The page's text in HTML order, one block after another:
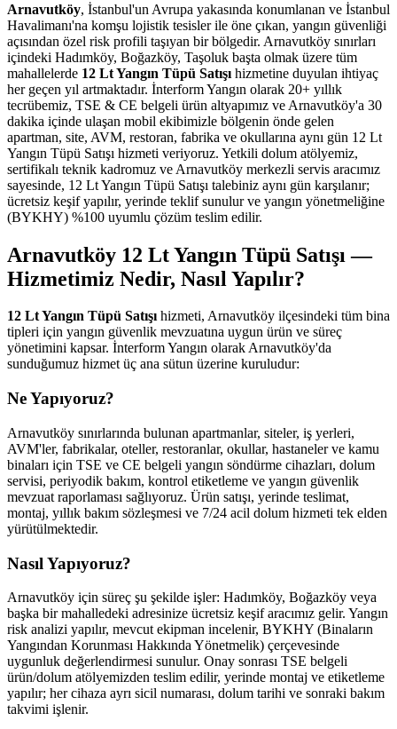
Arnavutköy, İstanbul'un Avrupa yakasında konumlanan ve İstanbul
Havalimanı'na komşu lojistik tesisler ile öne çıkan, yangın güvenliği
açısından özel risk profili taşıyan bir bölgedir. Arnavutköy sınırları
içindeki Hadımköy, Boğazköy, Taşoluk başta olmak üzere tüm
mahallelerde 12 Lt Yangın Tüpü Satışı hizmetine duyulan ihtiyaç
her geçen yıl artmaktadır. İnterform Yangın olarak 20+ yıllık
tecrübemiz, TSE & CE belgeli ürün altyapımız ve Arnavutköy'a 30
dakika içinde ulaşan mobil ekibimizle bölgenin önde gelen
apartman, site, AVM, restoran, fabrika ve okullarına aynı gün 12 Lt
Yangın Tüpü Satışı hizmeti veriyoruz. Yetkili dolum atölyemiz,
sertifikalı teknik kadromuz ve Arnavutköy merkezli servis aracımız
sayesinde, 12 Lt Yangın Tüpü Satışı talebiniz aynı gün karşılanır;
ücretsiz keşif yapılır, yerinde teklif sunulur ve yangın yönetmeliğine
(BYKHY) %100 uyumlu çözüm teslim edilir.
Arnavutköy 12 Lt Yangın Tüpü Satışı —
Hizmetimiz Nedir, Nasıl Yapılır?
12 Lt Yangın Tüpü Satışıhizmeti, Arnavutköy ilçesindeki tüm bina
tipleri için yangın güvenlik mevzuatına uygun ürün ve süreç
yönetimini kapsar. İnterform Yangın olarak Arnavutköy'da
sunduğumuz hizmet üç ana sütun üzerine kuruludur:
Ne Yapıyoruz?
Arnavutköy sınırlarında bulunan apartmanlar, siteler, iş yerleri,
AVM'ler, fabrikalar, oteller, restoranlar, okullar, hastaneler ve kamu
binaları için TSE ve CE belgeli yangın söndürme cihazları, dolum
servisi, periyodik bakım, kontrol etiketleme ve yangın güvenlik
mevzuat raporlaması sağlıyoruz. Ürün satışı, yerinde teslimat,
montaj, yıllık bakım sözleşmesi ve 7/24 acil dolum hizmeti tek elden
yürütülmektedir.
Nasıl Yapıyoruz?
Arnavutköy için süreç şu şekilde işler: Hadımköy, Boğazköy veya
başka bir mahalledeki adresinize ücretsiz keşif aracımız gelir. Yangın
risk analizi yapılır, mevcut ekipman incelenir, BYKHY (Binaların
Yangından Korunması Hakkında Yönetmelik) çerçevesinde
uygunluk değerlendirmesi sunulur. Onay sonrası TSE belgeli
ürün/dolum atölyemizden teslim edilir, yerinde montaj ve etiketleme
yapılır; her cihaza ayrı sicil numarası, dolum tarihi ve sonraki bakım
takvimi işlenir.